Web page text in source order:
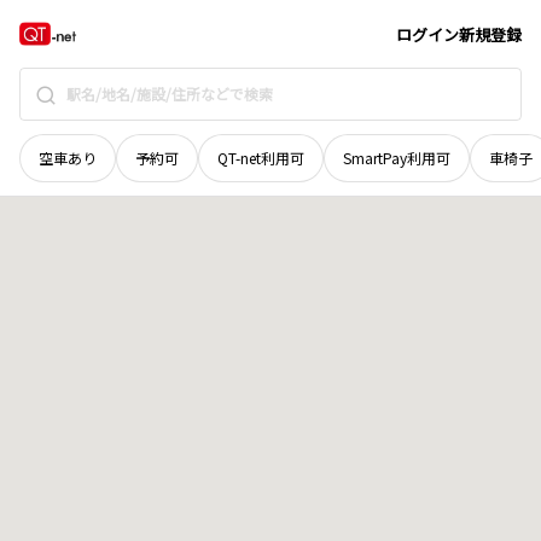
ログイン新規登録
空車あり 予約可 QT-net利用可 SmartPay利用可 車椅子
富山県